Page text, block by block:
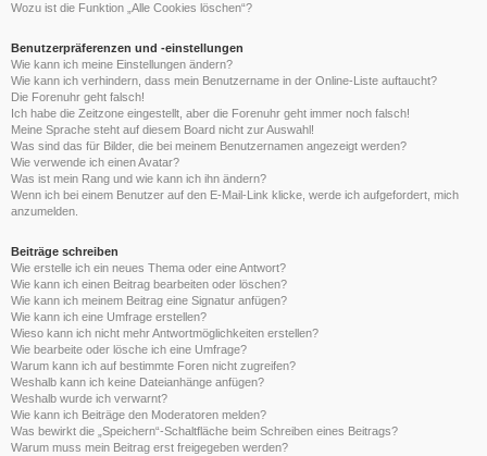
Wozu ist die Funktion „Alle Cookies löschen“?
Benutzerpräferenzen und -einstellungen
Wie kann ich meine Einstellungen ändern?
Wie kann ich verhindern, dass mein Benutzername in der Online-Liste auftaucht?
Die Forenuhr geht falsch!
Ich habe die Zeitzone eingestellt, aber die Forenuhr geht immer noch falsch!
Meine Sprache steht auf diesem Board nicht zur Auswahl!
Was sind das für Bilder, die bei meinem Benutzernamen angezeigt werden?
Wie verwende ich einen Avatar?
Was ist mein Rang und wie kann ich ihn ändern?
Wenn ich bei einem Benutzer auf den E-Mail-Link klicke, werde ich aufgefordert, mich
anzumelden.
Beiträge schreiben
Wie erstelle ich ein neues Thema oder eine Antwort?
Wie kann ich einen Beitrag bearbeiten oder löschen?
Wie kann ich meinem Beitrag eine Signatur anfügen?
Wie kann ich eine Umfrage erstellen?
Wieso kann ich nicht mehr Antwortmöglichkeiten erstellen?
Wie bearbeite oder lösche ich eine Umfrage?
Warum kann ich auf bestimmte Foren nicht zugreifen?
Weshalb kann ich keine Dateianhänge anfügen?
Weshalb wurde ich verwarnt?
Wie kann ich Beiträge den Moderatoren melden?
Was bewirkt die „Speichern“-Schaltfläche beim Schreiben eines Beitrags?
Warum muss mein Beitrag erst freigegeben werden?